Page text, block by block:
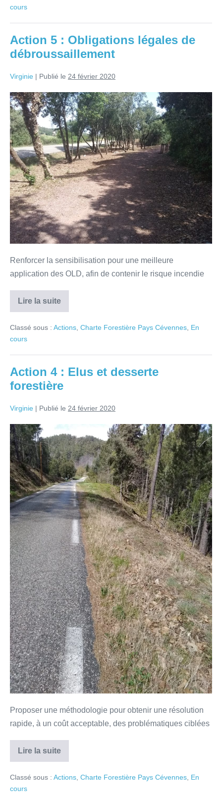
cours
Action 5 : Obligations légales de
débroussaillement
Virginie | Publié le 24 février 2020
Renforcer la sensibilisation pour une meilleure
application des OLD, afin de contenir le risque incendie
Lire la suite
Classé sous : Actions Charte Forestière Pays Cévennes En
cours
Action 4 : Elus et desserte
forestière
Virginie | Publié le 24 février 2020
Proposer une méthodologie pour obtenir une résolution
rapide, à un coût acceptable, des problématiques ciblées
Lire la suite
Classé sous : Actions Charte Forestière Pays Cévennes En
cours